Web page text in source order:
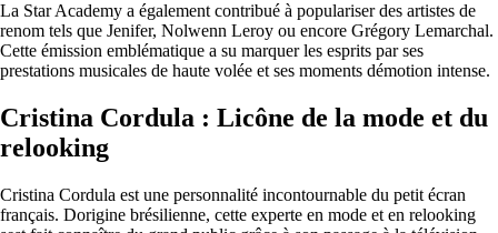
La Star Academy a également contribué à populariser des artistes de
renom tels que Jenifer, Nolwenn Leroy ou encore Grégory Lemarchal.
Cette émission emblématique a su marquer les esprits par ses
prestations musicales de haute volée et ses moments démotion intense.
Cristina Cordula : Licône de la mode et du
relooking
Cristina Cordula est une personnalité incontournable du petit écran
français. Dorigine brésilienne, cette experte en mode et en relooking